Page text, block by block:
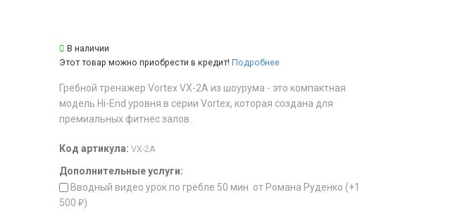
В наличии
Этот товар можно приобрести в кредит! Подробнее
Гребной тренажер Vortex VX-2A из шоурума - это компактная
модель Hi-End уровня в серии Vortex, которая создана для
премиальных фитнес залов.
Код артикула: VX-2A
Дополнительные услуги:
Вводный видео урок по гребле 50 мин. от Романа Руденко (+1
500 ₽)